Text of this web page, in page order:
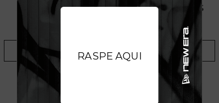
SITE, CONSULTE A DISPONIBILIDADE NAS
ADICIONAR A LISTA DE DESEJOS